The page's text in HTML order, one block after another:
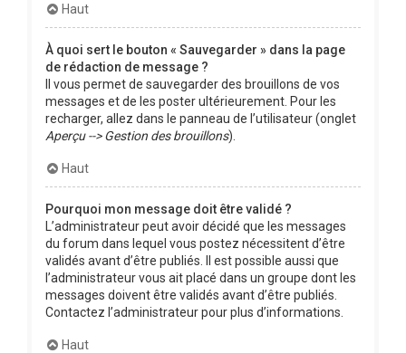
Haut
À quoi sert le bouton « Sauvegarder » dans la page
de rédaction de message ?
Il vous permet de sauvegarder des brouillons de vos
messages et de les poster ultérieurement. Pour les
recharger, allez dans le panneau de l’utilisateur (onglet
Aperçu --> Gestion des brouillons).
Haut
Pourquoi mon message doit être validé ?
L’administrateur peut avoir décidé que les messages
du forum dans lequel vous postez nécessitent d’être
validés avant d’être publiés. Il est possible aussi que
l’administrateur vous ait placé dans un groupe dont les
messages doivent être validés avant d’être publiés.
Contactez l’administrateur pour plus d’informations.
Haut